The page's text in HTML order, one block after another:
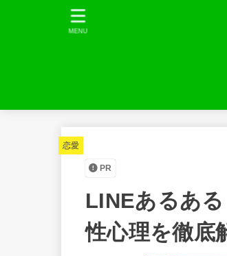
MENU
恋愛
PR
LINEあるあ
性心理を徹底